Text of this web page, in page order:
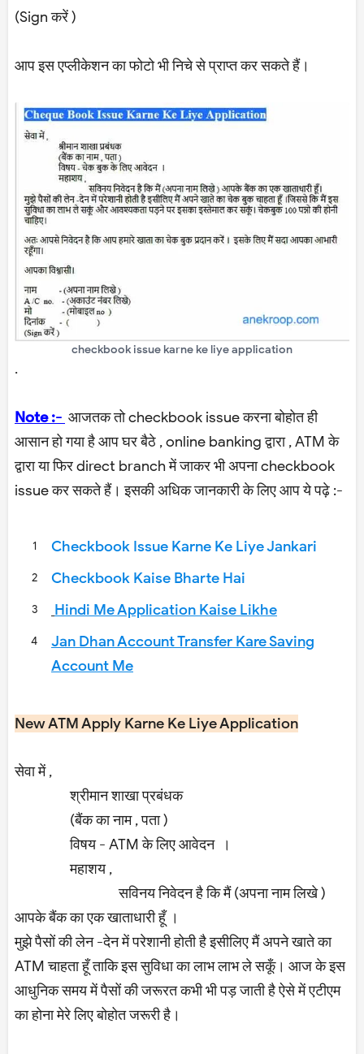
(Sign करें )
आप इस एप्लीकेशन का फोटो भी निचे से प्राप्त कर सकते हैं।
checkbook issue karne ke liye application
.
Note :- आजतक तो checkbook issue करना बोहोत ही
आसान हो गया है आप घर बैठे , online banking द्वारा , ATM के
द्वारा या फिर direct branch में जाकर भी अपना checkbook
issue कर सकते हैं। इसकी अधिक जानकारी के लिए आप ये पढ़े :-
Checkbook Issue Karne Ke Liye Jankari
Checkbook Kaise Bharte Hai
Hindi Me Application Kaise Likhe
Jan Dhan Account Transfer Kare Saving
Account Me
New ATM Apply Karne Ke Liye Application
सेवा में ,
श्रीमान शाखा प्रबंधक
(बैंक का नाम , पता )
विषय - ATM के लिए आवेदन ।
महाशय ,
सविनय निवेदन है कि मैं (अपना नाम लिखे )
आपके बैंक का एक खाताधारी हूँ ।
मुझे पैसों की लेन -देन में परेशानी होती है इसीलिए मैं अपने खाते का
ATM चाहता हूँ ताकि इस सुविधा का लाभ लाभ ले सकूँ। आज के इस
आधुनिक समय में पैसों की जरूरत कभी भी पड़ जाती है ऐसे में एटीएम
का होना मेरे लिए बोहोत जरूरी है।